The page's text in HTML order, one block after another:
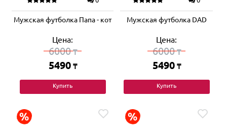
Мужская футболка Папа - кот
Цена:
6000₸
5490 ₸
Купить
Мужская футболка DAD
Цена:
6000₸
5490 ₸
Купить